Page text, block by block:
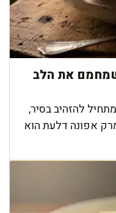
את הלב
להזהיב בסיר,
אפונה דלעת הוא